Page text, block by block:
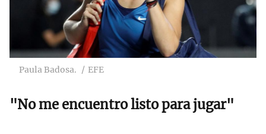
Paula Badosa. EFE
"No me encuentro listo para jugar"